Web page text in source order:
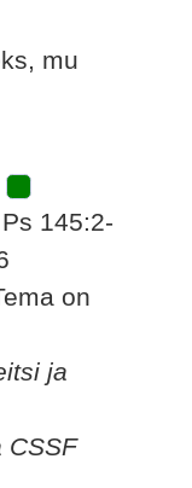
mu
145:2-
on
ja
CSSF